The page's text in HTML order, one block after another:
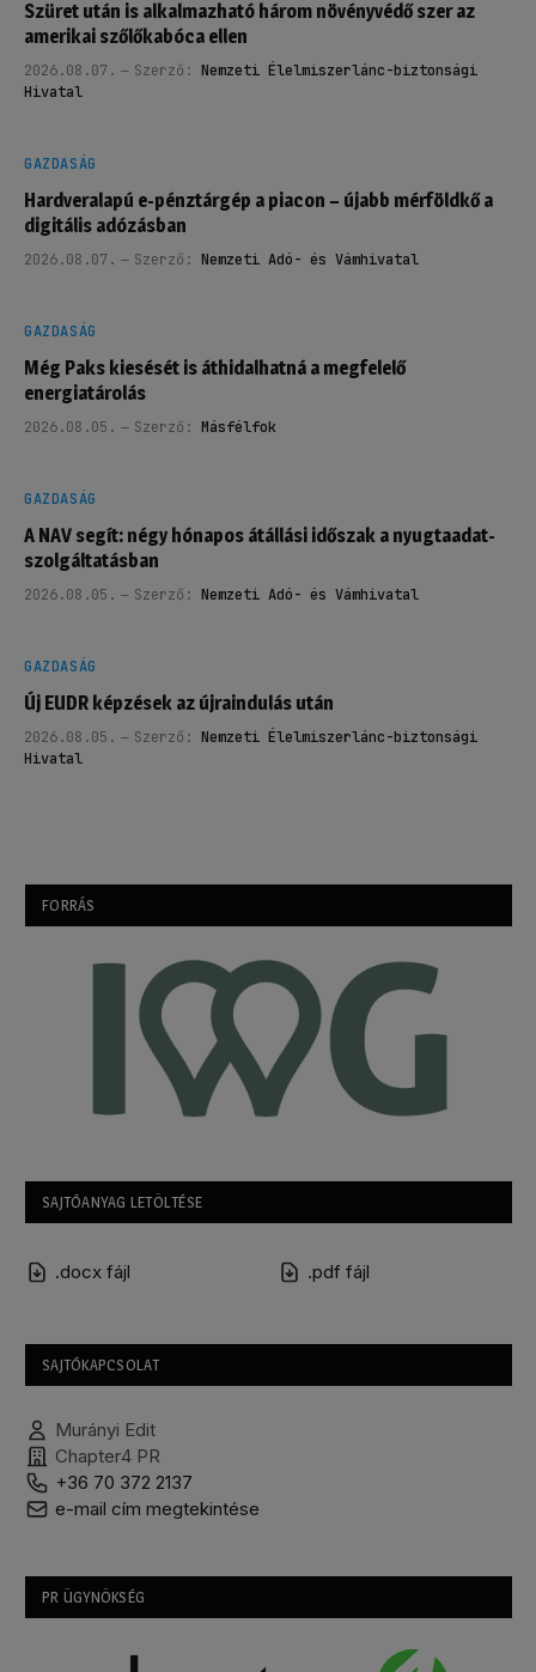
Szüret után is alkalmazható három növényvédő szer az
amerikai szőlőkabóca ellen
2026.08.07. Szerző: Nemzeti Élelmiszerlánc-biztonsági
Hivatal
GAZDASÁG
Hardveralapú e-pénztárgép a piacon – újabb mérföldkő a
digitális adózásban
2026.08.07. Szerző: Nemzeti Adó- és Vámhivatal
GAZDASÁG
Még Paks kiesését is áthidalhatná a megfelelő
energiatárolás
2026.08.05. Szerző: Másfélfok
GAZDASÁG
A NAV segít: négy hónapos átállási időszak a nyugtaadat-
szolgáltatásban
2026.08.05. Szerző: Nemzeti Adó- és Vámhivatal
GAZDASÁG
Új EUDR képzések az újraindulás után
2026.08.05. Szerző: Nemzeti Élelmiszerlánc-biztonsági
Hivatal
FORRÁS
SAJTÓANYAG LETÖLTÉSE
.docx fájl .pdf fájl
SAJTÓKAPCSOLAT
Murányi Edit
Chapter4 PR
+36 70 372 2137
e-mail cím megtekintése
PR ÜGYNÖKSÉG